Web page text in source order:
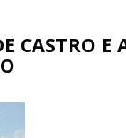
CASTRO E